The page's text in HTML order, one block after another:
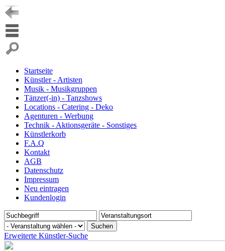
Startseite
Künstler - Artisten
Musik - Musikgruppen
Tänzer(-in) - Tanzshows
Locations - Catering - Deko
Agenturen - Werbung
Technik - Aktionsgeräte - Sonstiges
Künstlerkorb
F.A.Q
Kontakt
AGB
Datenschutz
Impressum
Neu eintragen
Kundenlogin
Erweiterte Künstler-Suche